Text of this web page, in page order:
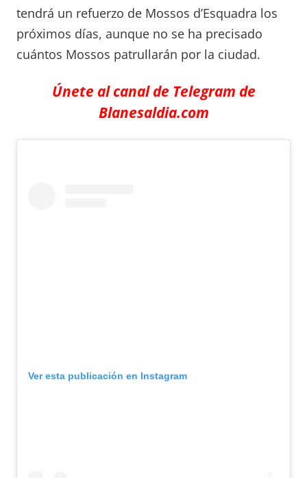
tendrá un refuerzo de Mossos d’Esquadra los
próximos días, aunque no se ha precisado
cuántos Mossos patrullarán por la ciudad.
Únete al canal de Telegram de
Blanesaldia.com
Ver esta publicación en Instagram